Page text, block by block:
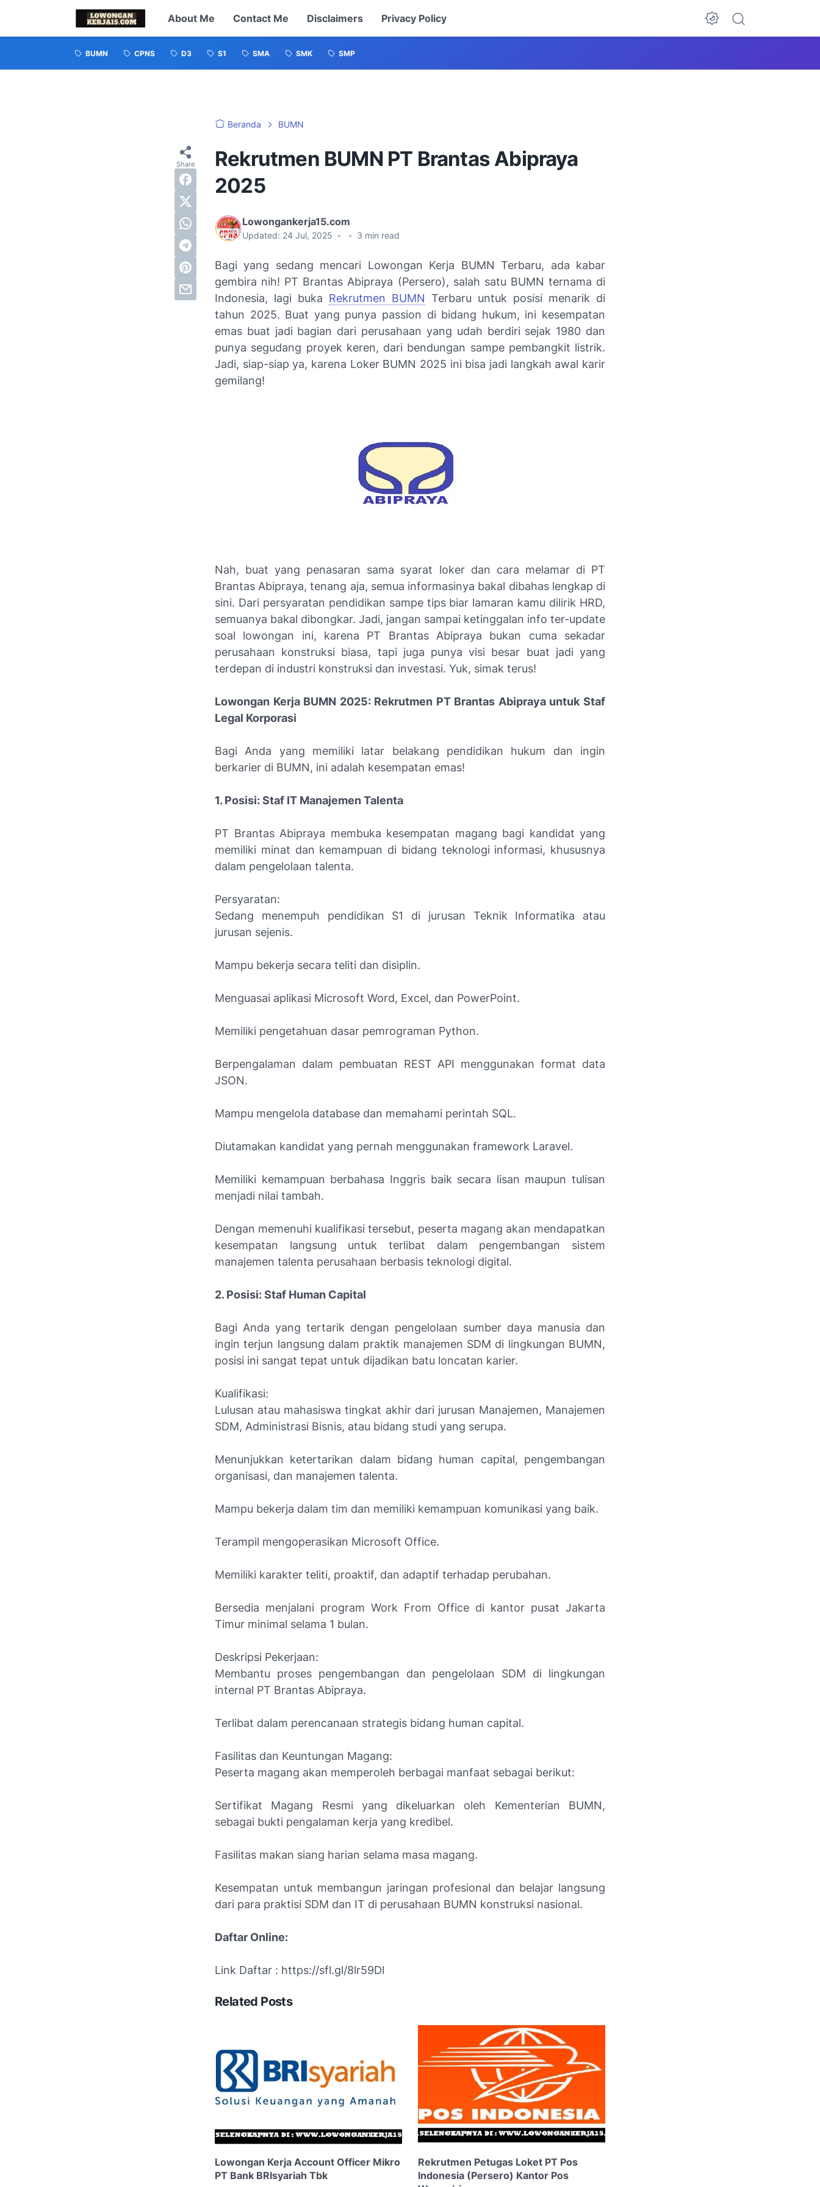
About Me Contact Me Disclaimers Privacy Policy
BUMN CPNS D3 S1 SMA SMK SMP
Beranda BUMN
Rekrutmen BUMN PT Brantas Abipraya
2025
Lowongankerja15.com
Updated: 24 Jul, 2025 • • 3 min read
Bagi yang sedang mencari Lowongan Kerja BUMN Terbaru, ada kabar
gembira nih! PT Brantas Abipraya (Persero), salah satu BUMN ternama di
Indonesia, lagi buka Rekrutmen BUMN Terbaru untuk posisi menarik di
tahun 2025. Buat yang punya passion di bidang hukum, ini kesempatan
emas buat jadi bagian dari perusahaan yang udah berdiri sejak 1980 dan
punya segudang proyek keren, dari bendungan sampe pembangkit listrik.
Jadi, siap-siap ya, karena Loker BUMN 2025 ini bisa jadi langkah awal karir
gemilang!
Nah, buat yang penasaran sama syarat loker dan cara melamar di PT
Brantas Abipraya, tenang aja, semua informasinya bakal dibahas lengkap di
sini. Dari persyaratan pendidikan sampe tips biar lamaran kamu dilirik HRD,
semuanya bakal dibongkar. Jadi, jangan sampai ketinggalan info ter-update
soal lowongan ini, karena PT Brantas Abipraya bukan cuma sekadar
perusahaan konstruksi biasa, tapi juga punya visi besar buat jadi yang
terdepan di industri konstruksi dan investasi. Yuk, simak terus!
Lowongan Kerja BUMN 2025: Rekrutmen PT Brantas Abipraya untuk Staf
Legal Korporasi
Bagi Anda yang memiliki latar belakang pendidikan hukum dan ingin
berkarier di BUMN, ini adalah kesempatan emas!
1. Posisi: Staf IT Manajemen Talenta
PT Brantas Abipraya membuka kesempatan magang bagi kandidat yang
memiliki minat dan kemampuan di bidang teknologi informasi, khususnya
dalam pengelolaan talenta.
Persyaratan:
Sedang menempuh pendidikan S1 di jurusan Teknik Informatika atau
jurusan sejenis.
Mampu bekerja secara teliti dan disiplin.
Menguasai aplikasi Microsoft Word, Excel, dan PowerPoint.
Memiliki pengetahuan dasar pemrograman Python.
Berpengalaman dalam pembuatan REST API menggunakan format data
JSON.
Mampu mengelola database dan memahami perintah SQL.
Diutamakan kandidat yang pernah menggunakan framework Laravel.
Memiliki kemampuan berbahasa Inggris baik secara lisan maupun tulisan
menjadi nilai tambah.
Dengan memenuhi kualifikasi tersebut, peserta magang akan mendapatkan
kesempatan langsung untuk terlibat dalam pengembangan sistem
manajemen talenta perusahaan berbasis teknologi digital.
2. Posisi: Staf Human Capital
Bagi Anda yang tertarik dengan pengelolaan sumber daya manusia dan
ingin terjun langsung dalam praktik manajemen SDM di lingkungan BUMN,
posisi ini sangat tepat untuk dijadikan batu loncatan karier.
Kualifikasi:
Lulusan atau mahasiswa tingkat akhir dari jurusan Manajemen, Manajemen
SDM, Administrasi Bisnis, atau bidang studi yang serupa.
Menunjukkan ketertarikan dalam bidang human capital, pengembangan
organisasi, dan manajemen talenta.
Mampu bekerja dalam tim dan memiliki kemampuan komunikasi yang baik.
Terampil mengoperasikan Microsoft Office.
Memiliki karakter teliti, proaktif, dan adaptif terhadap perubahan.
Bersedia menjalani program Work From Office di kantor pusat Jakarta
Timur minimal selama 1 bulan.
Deskripsi Pekerjaan:
Membantu proses pengembangan dan pengelolaan SDM di lingkungan
internal PT Brantas Abipraya.
Terlibat dalam perencanaan strategis bidang human capital.
Fasilitas dan Keuntungan Magang:
Peserta magang akan memperoleh berbagai manfaat sebagai berikut:
Sertifikat Magang Resmi yang dikeluarkan oleh Kementerian BUMN,
sebagai bukti pengalaman kerja yang kredibel.
Fasilitas makan siang harian selama masa magang.
Kesempatan untuk membangun jaringan profesional dan belajar langsung
dari para praktisi SDM dan IT di perusahaan BUMN konstruksi nasional.
Daftar Online:
Link Daftar : https://sfl.gl/8lr59Dl
Related Posts
Lowongan Kerja Account Officer Mikro
PT Bank BRIsyariah Tbk
Rekrutmen Petugas Loket PT Pos
Indonesia (Persero) Kantor Pos